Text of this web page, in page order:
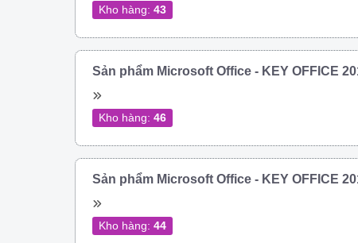
Kho hàng: 43
Sản phẩm Microsoft Office - KEY OFFICE
Kho hàng: 46
Sản phẩm Microsoft Office - KEY OFFICE
Kho hàng: 44